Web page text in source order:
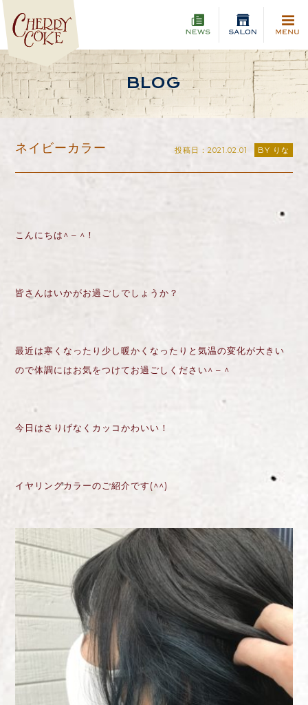
BLOG
ネイビーカラー 投稿日：2021.02.01 BY りな
こんにちは^ – ^ ！
皆さんはいかがお過ごしでしょうか？
最近は寒くなったり少し暖かくなったりと気温の変化が大きい
ので体調にはお気をつけてお過ごしください^ – ^
今日はさりげなくカッコかわいい！
イヤリングカラーのご紹介です(^^)